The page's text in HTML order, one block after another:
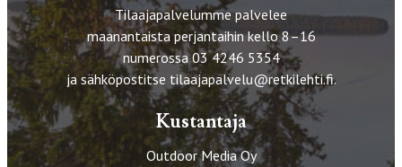
Tilaajapalvelumme palvelee
maanantaista perjantaihin kello 8–16
numerossa 03 4246 5354
ja sähköpostitse tilaajapalvelu@retkilehti.fi.
Kustantaja
Outdoor Media Oy